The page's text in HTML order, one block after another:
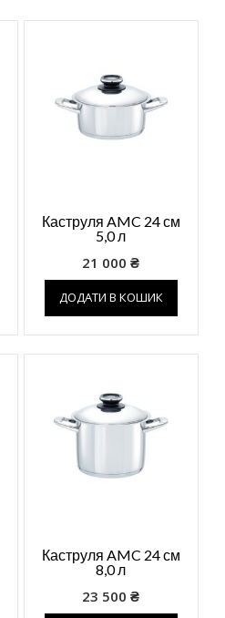
Каструля AMC 24 см
5,0 л
21 000₴
ДОДАТИ В КОШИК
Каструля AMC 24 см
8,0 л
23 500₴